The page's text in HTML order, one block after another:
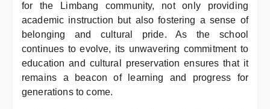
for the Limbang community, not only providing
academic instruction but also fostering a sense of
belonging and cultural pride. As the school
continues to evolve, its unwavering commitment to
education and cultural preservation ensures that it
remains a beacon of learning and progress for
generations to come.